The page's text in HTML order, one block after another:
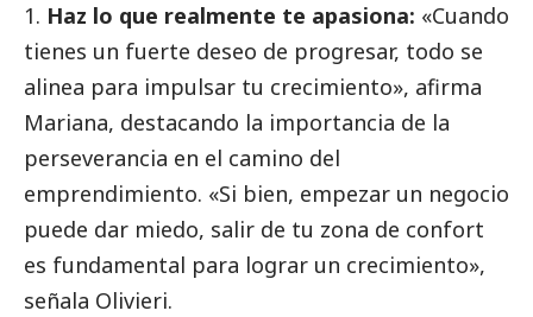
Haz lo que realmente te apasiona: «Cuando
tienes un fuerte deseo de progresar, todo se
alinea para impulsar tu crecimiento», afirma
Mariana, destacando la importancia de la
perseverancia en el camino del
emprendimiento. «Si bien, empezar un negocio
puede dar miedo, salir de tu zona de confort
es fundamental para lograr un crecimiento»,
señala Olivieri.